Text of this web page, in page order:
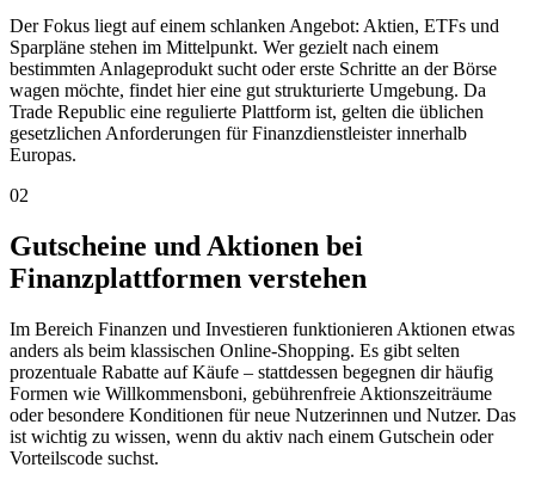
Der Fokus liegt auf einem schlanken Angebot: Aktien, ETFs und
Sparpläne stehen im Mittelpunkt. Wer gezielt nach einem
bestimmten Anlageprodukt sucht oder erste Schritte an der Börse
wagen möchte, findet hier eine gut strukturierte Umgebung. Da
Trade Republic eine regulierte Plattform ist, gelten die üblichen
gesetzlichen Anforderungen für Finanzdienstleister innerhalb
Europas.
02
Gutscheine und Aktionen bei
Finanzplattformen verstehen
Im Bereich Finanzen und Investieren funktionieren Aktionen etwas
anders als beim klassischen Online-Shopping. Es gibt selten
prozentuale Rabatte auf Käufe – stattdessen begegnen dir häufig
Formen wie Willkommensboni, gebührenfreie Aktionszeiträume
oder besondere Konditionen für neue Nutzerinnen und Nutzer. Das
ist wichtig zu wissen, wenn du aktiv nach einem Gutschein oder
Vorteilscode suchst.